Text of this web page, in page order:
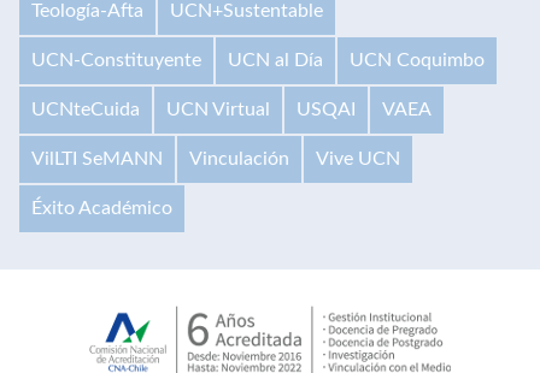
Teología-Afta UCN+Sustentable
UCN-Constituyente UCN al Día UCN Coquimbo
UCNteCuida UCN Virtual USQAI VAEA
VilLTI SeMANN Vinculación Vive UCN
Éxito Académico